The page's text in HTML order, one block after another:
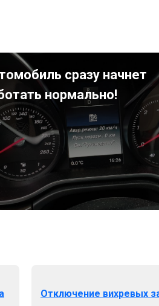
сразу начнет
нормально!
Отключение вихревых